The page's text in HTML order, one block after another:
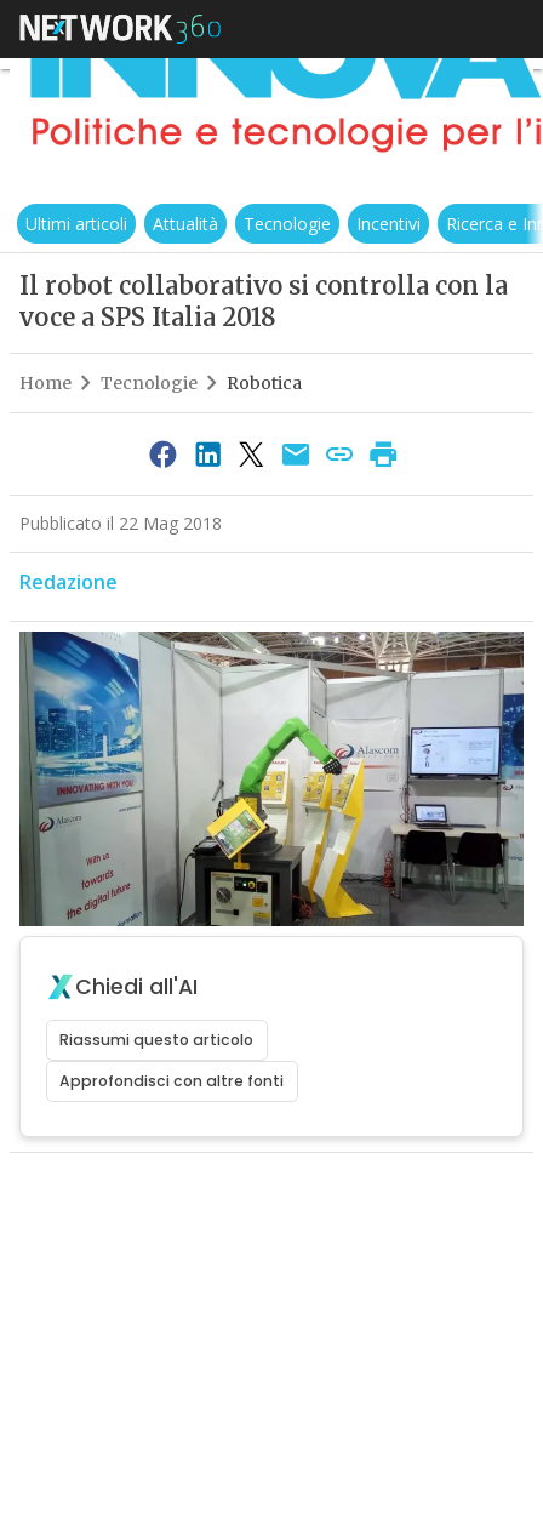
Ultimi articoli Attualità Tecnologie Incentivi Ricerca e
Il robot collaborativo si controlla con la
voce a SPS Italia 2018
Home Tecnologie Robotica
Pubblicato il 22 Mag 2018
Redazione
Chiedi all'AI
Riassumi questo articolo
Approfondisci con altre fonti